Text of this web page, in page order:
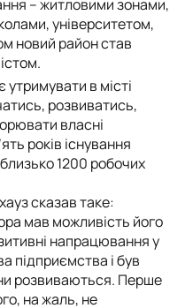
– житловими зонами,
університетом,
новий район став
в місті
розвиватись,
власні
років існування
1200 робочих
сказав таке:
мав можливість його
напрацювання у
підприємства і був
розвиваються. Перше
на жаль, не